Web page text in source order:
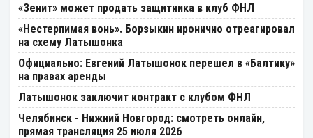
«Зенит» может продать защитника в клуб ФНЛ
«Нестерпимая вонь». Борзыкин иронично отреагировал
на схему Латышонка
Официально: Евгений Латышонок перешел в «Балтику»
на правах аренды
Латышонок заключит контракт с клубом ФНЛ
Челябинск - Нижний Новгород: смотреть онлайн,
прямая трансляция 25 июля 2026